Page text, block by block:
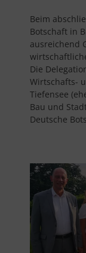
Beim
Botschaft in
ausreichend
Die
Wirtschafts-
Tiefensee
Bau und
Deutsche